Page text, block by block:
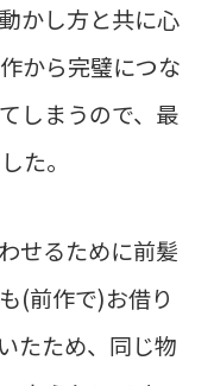
かし方と共に心
から完璧につな
しまうので、最
た。
せるために前髪
(前作で)お借り
たため、同じ物